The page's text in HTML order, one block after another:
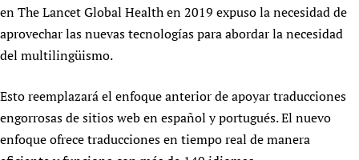
en The Lancet Global Health en 2019 expuso la necesidad de
aprovechar las nuevas tecnologías para abordar la necesidad
del multilingüismo.
Esto reemplazará el enfoque anterior de apoyar traducciones
engorrosas de sitios web en español y portugués. El nuevo
enfoque ofrece traducciones en tiempo real de manera